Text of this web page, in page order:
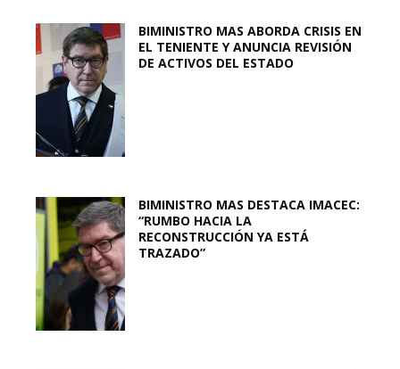
BIMINISTRO MAS ABORDA CRISIS EN
EL TENIENTE Y ANUNCIA REVISIÓN
DE ACTIVOS DEL ESTADO
BIMINISTRO MAS DESTACA IMACEC:
“RUMBO HACIA LA
RECONSTRUCCIÓN YA ESTÁ
TRAZADO”